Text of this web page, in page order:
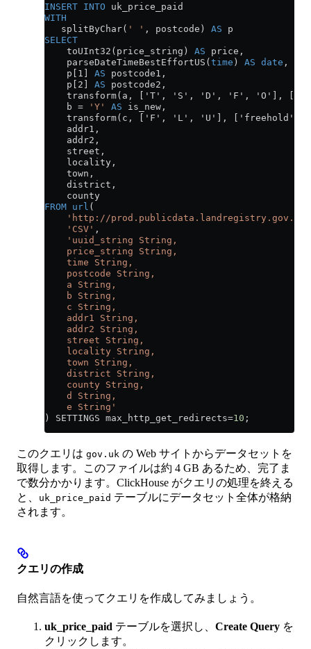
INSERT INTO uk_price_paid
WITH
   splitByChar(
' ' , postcode) AS p
SELECT
    toUInt32(price_string)
AS price,
    parseDateTimeBestEffortUS(
time ) AS date ,
    p[1]
AS postcode1,
    p[2]
AS postcode2,
transform(a, ['T', 'S', 'D', 'F', 'O'],
    b
= 'Y' AS is_new,
transform(c, ['F', 'L', 'U'], ['freehold',
    addr1,
    addr2,
    street,
    locality,
    town,
    district,
    county
FROM url (
'http://
    'CSV'
,
    'uuid_string String,
    price_string String,
    time String,
    postcode String,
    a String,
    b String,
    c String,
    addr1 String,
    addr2 String,
    street String,
    locality String,
    town String,
    district String,
    county String,
    d String,
    e String'
) SETTINGS max_http_get_redirects=10 ;
このクエリは gov.uk の Web サイトからデータセットを
取得します。このファイルは約 4 GB あるため、完了ま
で数分かかります。ClickHouse がクエリの処理を終える
と、
uk_price_paid テーブルにデータセット全体が格納
されます。
クエリの作成
自然言語を使ってクエリを作成してみましょう。
uk_price_paid テーブルを選択し、 Create Query を
クリックします。